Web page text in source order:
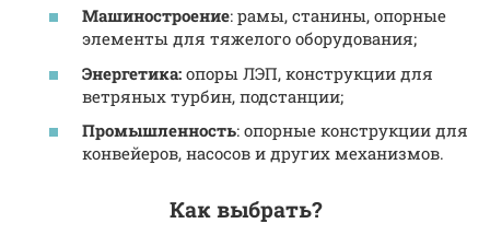
Машиностроение: рамы, станины, опорные
элементы для тяжелого оборудования;
Энергетика: опоры ЛЭП, конструкции для
ветряных турбин, подстанции;
Промышленность: опорные конструкции для
конвейеров, насосов и других механизмов.
Как выбрать?